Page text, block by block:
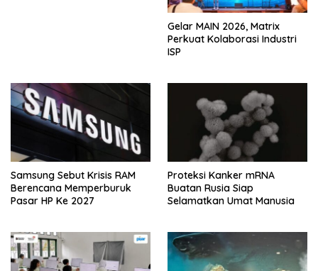
Gelar MAIN 2026, Matrix
Perkuat Kolaborasi Industri
ISP
Samsung Sebut Krisis RAM
Berencana Memperburuk
Pasar HP Ke 2027
Proteksi Kanker mRNA
Buatan Rusia Siap
Selamatkan Umat Manusia